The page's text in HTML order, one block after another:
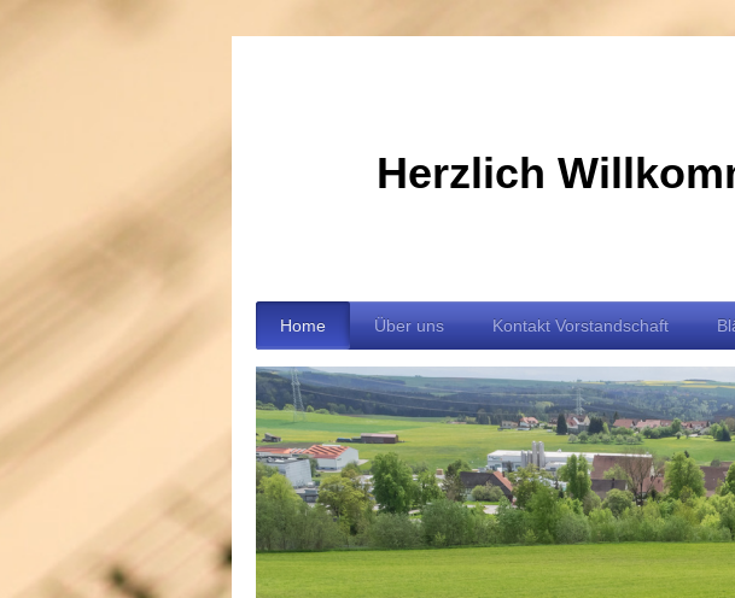
Herzlich
Home Über uns Kontakt Vorstandschaft